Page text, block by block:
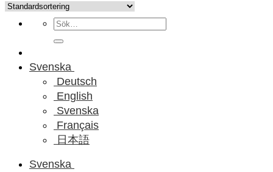
Sök
efter:
Svenska
Deutsch
English
Svenska
Français
日本語
Svenska